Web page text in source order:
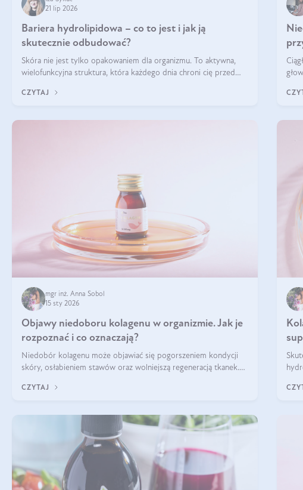
21 lip 2026
Bariera hydrolipidowa – co to jest i jak ją
skutecznie odbudować?
Skóra nie jest tylko opakowaniem dla organizmu. To aktywna,
wielofunkcyjna struktura, która każdego dnia chroni cię przed
środowiskowymi. Jednym z jej kluczowych elementów jest
CZYTAJ
mgr inż. Anna Sobol
15 sty 2026
Objawy niedoboru kolagenu w organizmie. Jak je
rozpoznać i co oznaczają?
Niedobór kolagenu może objawiać się pogorszeniem kondycji
skóry, osłabieniem stawów oraz wolniejszą regeneracją tkanek.
skóry, bóle stawów, łamliwość paznokci oraz osłabienie włosów.
CZYTAJ